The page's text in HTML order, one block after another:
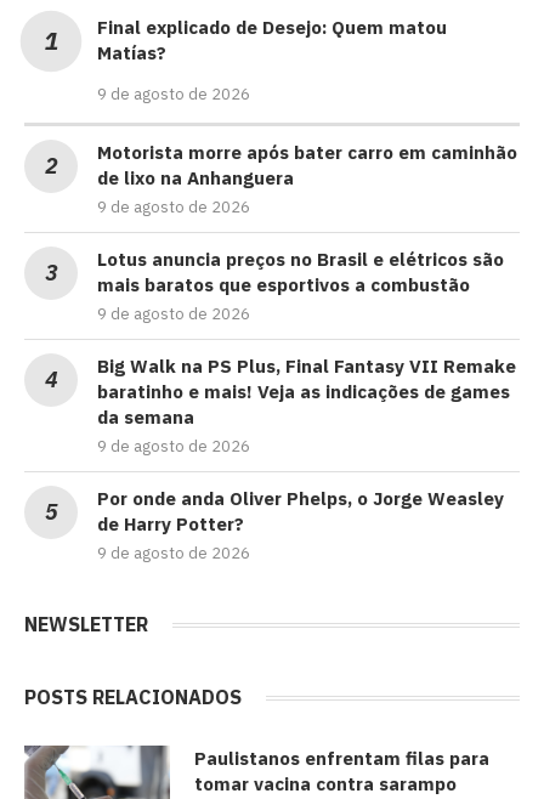
Final explicado de Desejo: Quem matou
Matías?
9 de agosto de 2026
Motorista morre após bater carro em caminhão
de lixo na Anhanguera
9 de agosto de 2026
Lotus anuncia preços no Brasil e elétricos são
mais baratos que esportivos a combustão
9 de agosto de 2026
Big Walk na PS Plus, Final Fantasy VII Remake
baratinho e mais! Veja as indicações de games
da semana
9 de agosto de 2026
Por onde anda Oliver Phelps, o Jorge Weasley
de Harry Potter?
9 de agosto de 2026
NEWSLETTER
POSTS RELACIONADOS
Paulistanos enfrentam filas para
tomar vacina contra sarampo